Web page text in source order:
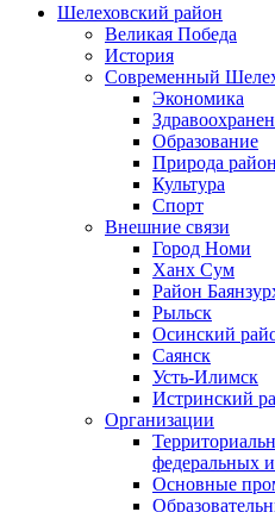
Шелеховский район
Великая Победа
История
Современный
Экономика
Образование
Природа
Культура
Спорт
Внешние связи
Город Номи
Ханх Сум
Район
Рыльск
Осинский
Саянск
Усть-Илимск
Истринский
Организации
федеральных
Основные